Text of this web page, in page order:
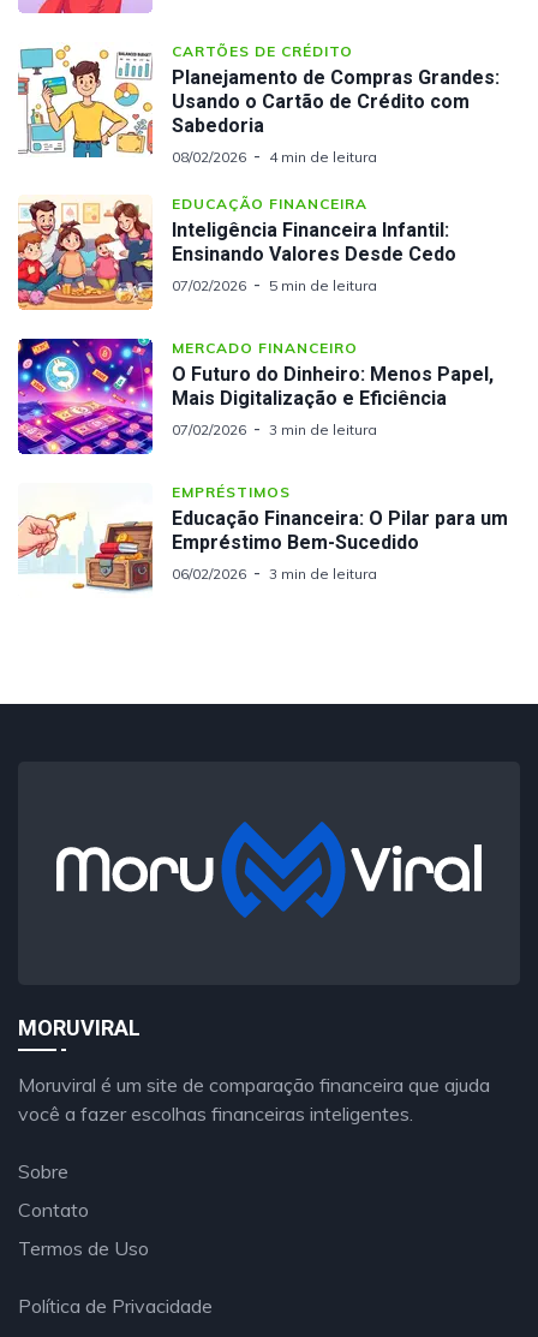
CARTÕES DE CRÉDITO
Planejamento de Compras Grandes:
Usando o Cartão de Crédito com
Sabedoria
08/02/2026 4 min de leitura
EDUCAÇÃO FINANCEIRA
Inteligência Financeira Infantil:
Ensinando Valores Desde Cedo
07/02/2026 5 min de leitura
MERCADO FINANCEIRO
O Futuro do Dinheiro: Menos Papel,
Mais Digitalização e Eficiência
07/02/2026 3 min de leitura
EMPRÉSTIMOS
Educação Financeira: O Pilar para um
Empréstimo Bem-Sucedido
06/02/2026 3 min de leitura
MORUVIRAL
Moruviral é um site de comparação financeira que ajuda
você a fazer escolhas financeiras inteligentes.
Sobre
Contato
Termos de Uso
Política de Privacidade